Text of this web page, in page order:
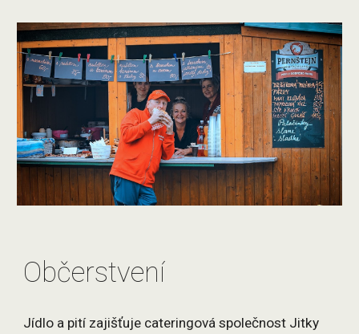
Občerstvení
Jídlo a pití zajišťuje cateringová společnost Jitky